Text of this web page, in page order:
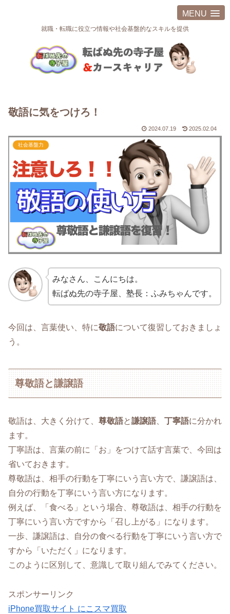
MENU
就職・転職に役立つ情報や社会基盤的なスキルを提供
敬語に気をつけろ！
2024.07.19 2025.02.04
社会基盤力
みなさん、こんにちは。
転ばぬ先の寺子屋、塾長：ふみちゃんです。
今回は、言葉使い、特に敬語について復習しておきましょ
う。
尊敬語と謙譲語
敬語は、大きく分けて、 尊敬語と謙譲語、 丁寧語に分かれ
ます。
丁寧語は、言葉の前に「お」をつけて話す言葉で、今回は
省いておきます。
尊敬語は、相手の行動を丁寧にいう言い方で、謙譲語は、
自分の行動を丁寧にいう言い方になります。
例えば、「食べる」という場合、尊敬語は、相手の行動を
丁寧にいう言い方ですから「召し上がる」になります。
一歩、謙譲語は、自分の食べる行動を丁寧にいう言い方で
すから「いただく」になります。
このように区別して、意識して取り組んでみてください。
スポンサーリンク
iPhone買取サイト にこスマ買取